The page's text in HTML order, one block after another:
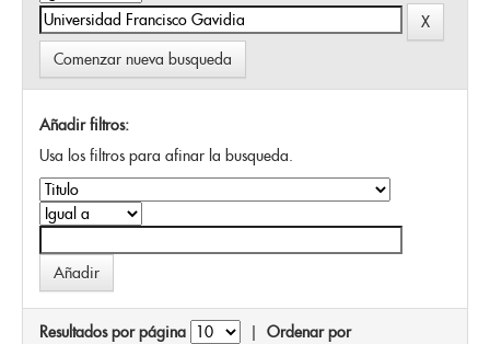
Comenzar nueva busqueda
Añadir filtros:
Usa los filtros para afinar la busqueda.
Resultados por página | Ordenar por